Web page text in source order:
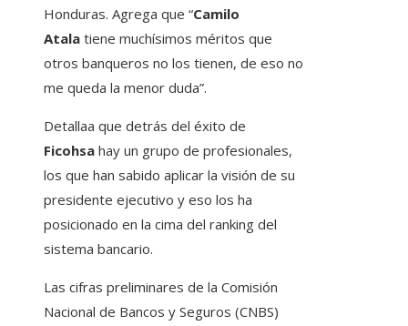
Honduras. Agrega que “Camilo
Atala tiene muchísimos méritos que
otros banqueros no los tienen, de eso no
me queda la menor duda”.
Detallaa que detrás del éxito de
Ficohsa hay un grupo de profesionales,
los que han sabido aplicar la visión de su
presidente ejecutivo y eso los ha
posicionado en la cima del ranking del
sistema bancario.
Las cifras preliminares de la Comisión
Nacional de Bancos y Seguros (CNBS)